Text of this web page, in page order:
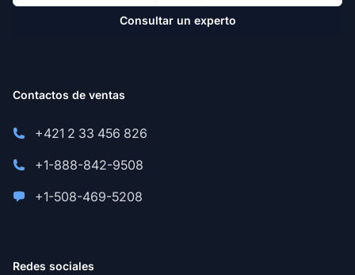
Consultar un experto
Contactos de ventas
+421 2 33 456 826
+1-888-842-9508
+1-508-469-5208
Redes sociales